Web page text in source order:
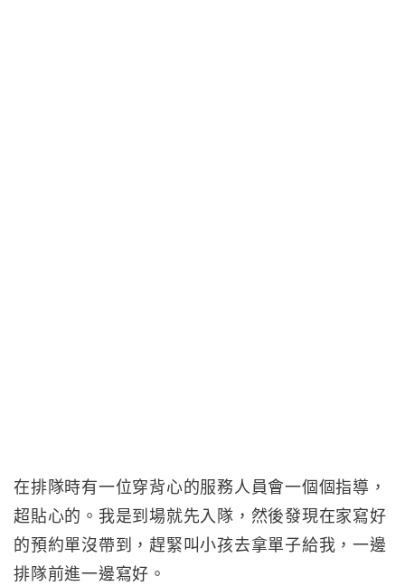
在排隊時有一位穿背心的服務人員會一個個指導，
超貼心的。我是到場就先入隊，然後發現在家寫好
的預約單沒帶到，趕緊叫小孩去拿單子給我，一邊
排隊前進一邊寫好。